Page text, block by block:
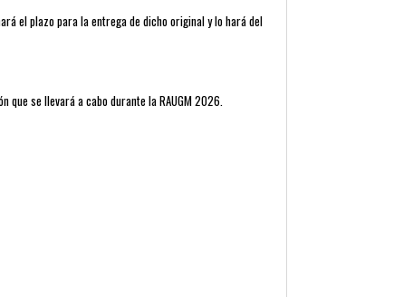
el plazo para la entrega de dicho original y lo hará del
se llevará a cabo durante la RAUGM 2026.